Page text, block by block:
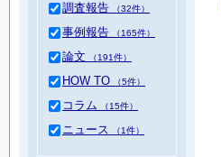
調査報告 （32件）
事例報告 （165件）
論文 （191件）
HOW TO （5件）
コラム （15件）
ニュース （1件）